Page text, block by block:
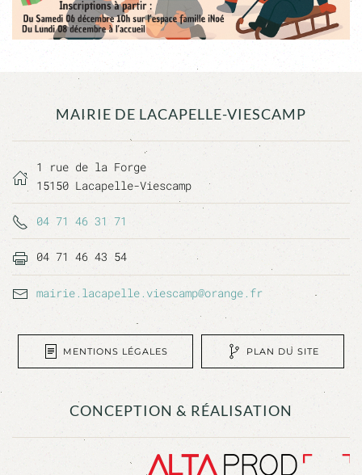
MAIRIE DE LACAPELLE-VIESCAMP
1 rue de la Forge
15150 Lacapelle-Viescamp
04 71 46 31 71
04 71 46 43 54
mairie.lacapelle.viescamp@orange.fr
MENTIONS LÉGALES PLAN DU SITE
CONCEPTION & RÉALISATION